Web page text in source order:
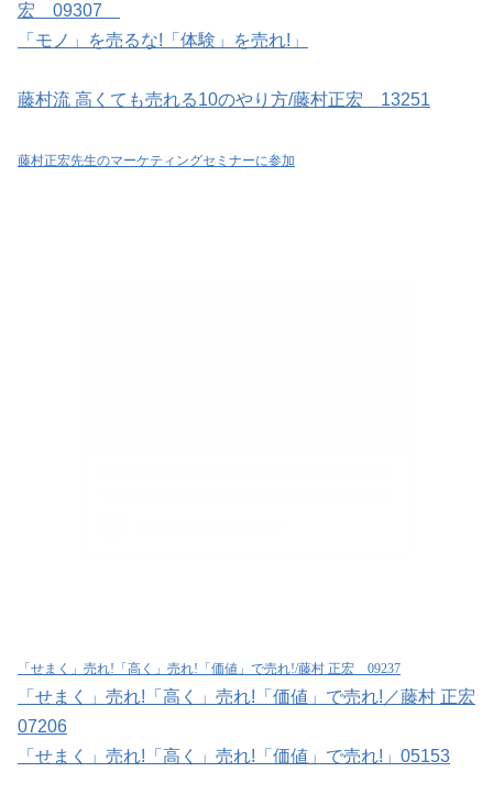
宏 09307
「モノ」を売るな!「体験」を売れ!」
藤村流 高くても売れる10のやり方/藤村正宏 13251
藤村正宏先生のマーケティングセミナーに参加
「せまく」売れ!「高く」売れ!「価値」で売れ!/藤村 正宏 09237
「せまく」売れ!「高く」売れ!「価値」で売れ!／藤村 正宏
07206
「せまく」売れ!「高く」売れ!「価値」で売れ!」05153